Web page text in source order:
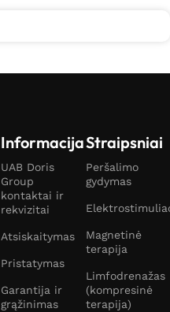
Informacija
UAB Doris
Group
kontaktai ir
rekvizitai
Atsiskaitymas
Pristatymas
Garantija ir
grąžinimas
Straipsniai
Peršalimo
gydymas
Magnetinė
terapija
Limfodrenažas
(kompresinė
terapija)